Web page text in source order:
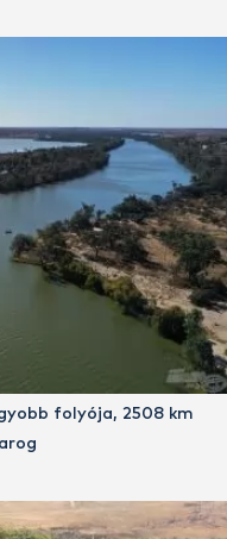
folyója, 2508 km